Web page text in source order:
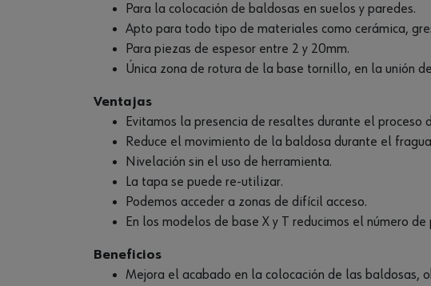
Para la colocación de baldosas en suelos y paredes.
Apto para todo tipo de materiales como cerámica,
Para piezas de espesor entre 2 y 20mm.
Única zona de rotura de la base tornillo, en la unión
Ventajas
Evitamos la presencia de resaltes durante el proceso
Reduce el movimiento de la baldosa durante el
Nivelación sin el uso de herramienta.
La tapa se puede re-utilizar.
Podemos acceder a zonas de difícil acceso.
En los modelos de base X y T reducimos el número
Beneficios
Mejora el acabado en la colocación de las baldosas,